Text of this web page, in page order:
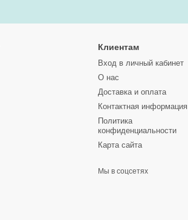
Клиентам
Вход в личный кабинет
О нас
Доставка и оплата
Контактная информация
Политика
конфиденциальности
Карта сайта
Мы в соцсетях